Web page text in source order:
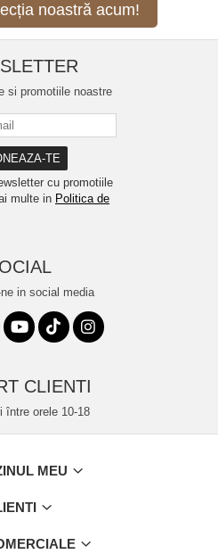
noastră acum!
si promotiile noastre
cu promotiile
multe in Politica de
in social media
CLIENTI
între orele 10-18
MEU